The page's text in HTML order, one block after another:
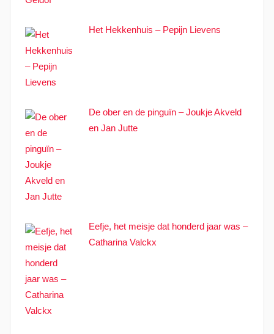
Het Hekkenhuis – Pepijn Lievens
De ober en de pinguïn – Joukje Akveld
en Jan Jutte
Eefje, het meisje dat honderd jaar was –
Catharina Valckx